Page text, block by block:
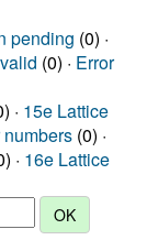
pending (0) ·
(0) · Error
· 15e Lattice
(0) ·
· 16e Lattice